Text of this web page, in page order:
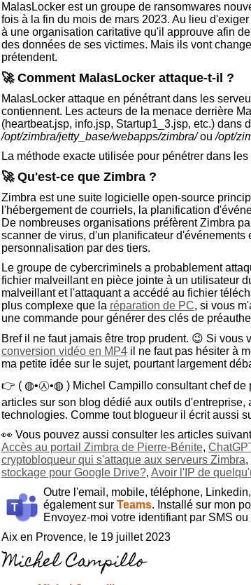
MalasLocker est un groupe de ransomwares
fois à la fin du mois de mars 2023. Au lieu
à une organisation caritative qu'il approuve afin
des données de ses victimes. Mais ils vont
prétendent.
🚀 Comment MalasLocker attaque-t-il ?
MalasLocker attaque en pénétrant dans les
contiennent. Les acteurs de la menace derrière
(heartbeat.jsp, info.jsp, Startup1_3.jsp, etc.) dans
/opt/zimbra/jetty_base/webapps/zimbra/ou/opt/
La méthode exacte utilisée pour pénétrer dans
🚀 Qu'est-ce que Zimbra ?
Zimbra est une suite logicielle open-source
l'hébergement de courriels, la planification
De nombreuses organisations préfèrent Zimbra
scanner de virus, d'un planificateur
personnalisation par des tiers.
Le groupe de cybercriminels a probablement
fichier malveillant en pièce jointe à un utilisateur
malveillant et l'attaquant a accédé au fichier
plus complexe que la réparation de PC, si vous
une commande pour générer des clés de
Bref il ne faut jamais être trop prudent. 😉 Si
conversion vidéo en MP4il ne faut pas hésiter à
ma petite idée sur le sujet, pourtant largement
👉 ( ◍•㉦•◍ ) Michel Campillo consultant chef de
articles sur son blog dédié aux outils
technologies. Comme tout blogueur il écrit aussi
👀 Vous pouvez aussi consulter les articles
Accès au portail Zimbra de Pierre-Bénite,
cryptobloqueur qui s'attaque aux serveurs Zimbra,
stockage pour Google Drive?, Avoir l'IP de
Outre l'email, mobile, téléphone,
également sur Teams. Installé sur mon
Envoyez-moi votre identifiant par SMS ou
Aix en Provence, le 19 juillet 2023